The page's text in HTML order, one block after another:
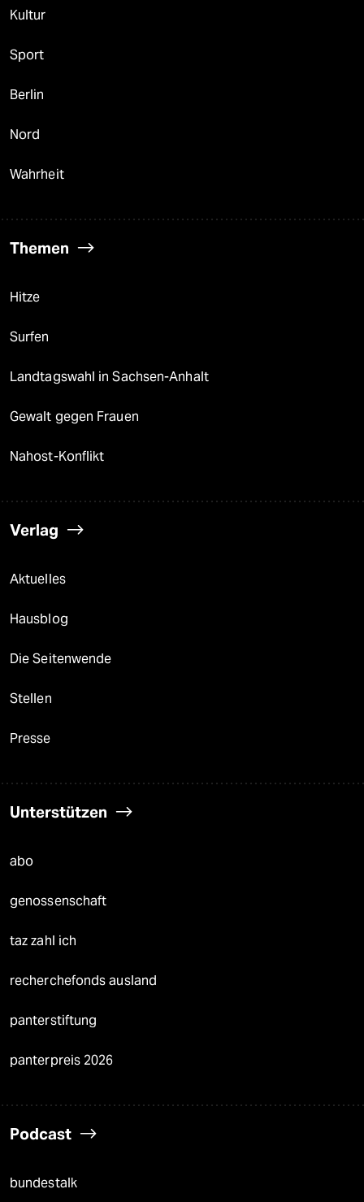
Kultur
Sport
Berlin
Nord
Wahrheit
Themen
Hitze
Surfen
Landtagswahl in Sachsen-Anhalt
Gewalt gegen Frauen
Nahost-Konflikt
Verlag
Aktuelles
Hausblog
Die Seitenwende
Stellen
Presse
Unterstützen
abo
genossenschaft
taz zahl ich
recherchefonds ausland
panterstiftung
panterpreis 2026
Podcast
bundestalk